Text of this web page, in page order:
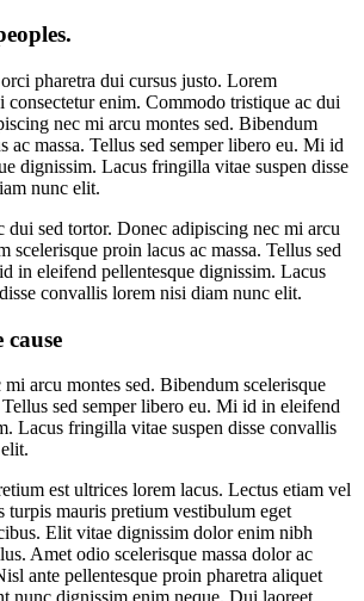
pharetra dui cursus justo. Lorem
consectetur enim. Commodo tristique ac dui
nec mi arcu montes sed. Bibendum
ac massa. Tellus sed semper libero eu. Mi id
dignissim. Lacus fringilla vitae suspen disse
nunc elit.
dui sed tortor. Donec adipiscing nec mi arcu
scelerisque proin lacus ac massa. Tellus sed
in eleifend pellentesque dignissim. Lacus
convallis lorem nisi diam nunc elit.
arcu montes sed. Bibendum scelerisque
sed semper libero eu. Mi id in eleifend
Lacus fringilla vitae suspen disse convallis
est ultrices lorem lacus. Lectus etiam vel
turpis mauris pretium vestibulum eget
Elit vitae dignissim dolor enim nibh
Amet odio scelerisque massa dolor ac
ante pellentesque proin pharetra aliquet